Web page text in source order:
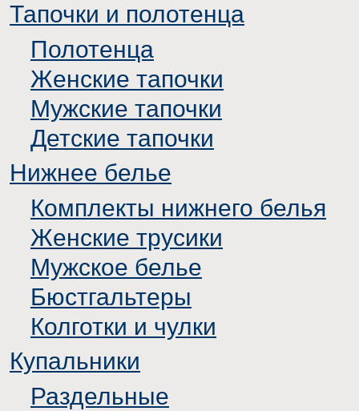
Тапочки и полотенца
Полотенца
Женские тапочки
Мужские тапочки
Детские тапочки
Нижнее белье
Комплекты нижнего белья
Женские трусики
Мужское белье
Бюстгальтеры
Колготки и чулки
Купальники
Раздельные